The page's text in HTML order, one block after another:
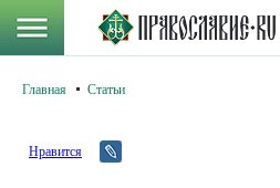
Главная Статьи
Нравится